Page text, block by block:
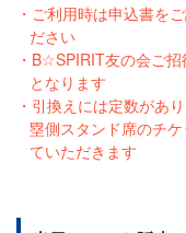
ご利用時は申込書を
ださい
B☆SPIRIT友の会ご招
となります
引換えには定数があ
塁側スタンド席のチ
ていただきます